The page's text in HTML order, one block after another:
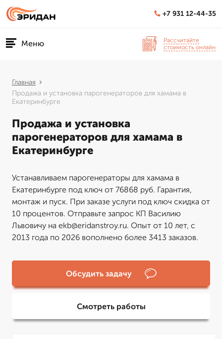
+7 931 12-44-35
Меню
Рассчитайте
стоимость онлайн
Главная
Продажа и установка парогенераторов для хамама в
Екатеринбурге
Продажа и установка
парогенераторов для хамама в
Екатеринбурге
Устанавливаем парогенераторы для хамама в
Екатеринбурге под ключ от 76868 руб. Гарантия,
монтаж и пуск. При заказе услуги под ключ скидка от
10 процентов. Отправьте запрос КП Василию
Львовичу на ekb@eridanstroy.ru. Опыт от 10 лет, с
2013 года по 2026 вополнено более 3413 заказов.
Обсудить задачу
Смотреть работы